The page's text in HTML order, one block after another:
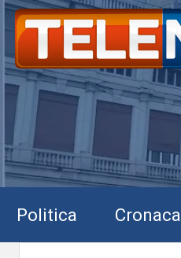
Politica Cronaca